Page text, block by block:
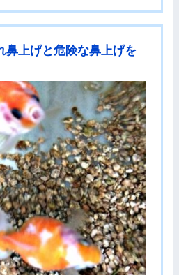
鼻上げと危険な鼻上げを